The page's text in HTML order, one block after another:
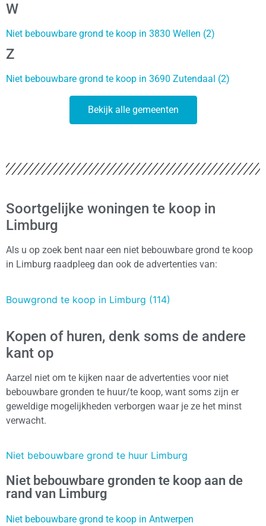
W
Niet bebouwbare grond te koop in 3830 Wellen (2)
Z
Niet bebouwbare grond te koop in 3690 Zutendaal (2)
Bekijk alle gemeenten
Soortgelijke woningen te koop in
Limburg
Als u op zoek bent naar een niet bebouwbare grond te koop
in Limburg raadpleeg dan ook de advertenties van:
Bouwgrond te koop in Limburg (114)
Kopen of huren, denk soms de andere
kant op
Aarzel niet om te kijken naar de advertenties voor niet
bebouwbare gronden te huur/te koop, want soms zijn er
geweldige mogelijkheden verborgen waar je ze het minst
verwacht.
Niet bebouwbare grond te huur Limburg
Niet bebouwbare gronden te koop aan de
rand van Limburg
Niet bebouwbare grond te koop in Antwerpen